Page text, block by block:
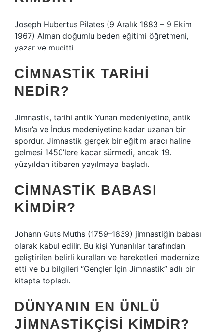
Joseph Hubertus Pilates (9 Aralık 1883 – 9 Ekim
1967) Alman doğumlu beden eğitimi öğretmeni,
yazar ve mucitti.
CIMNASTIK TARIHI
NEDIR?
Jimnastik, tarihi antik Yunan medeniyetine, antik
Mısır’a ve İndus medeniyetine kadar uzanan bir
spordur. Jimnastik gerçek bir eğitim aracı haline
gelmesi 1450’lere kadar sürmedi, ancak 19.
yüzyıldan itibaren yayılmaya başladı.
CIMNASTIK BABASI
KIMDIR?
Johann Guts Muths (1759–1839) jimnastiğin babası
olarak kabul edilir. Bu kişi Yunanlılar tarafından
geliştirilen belirli kuralları ve hareketleri modernize
etti ve bu bilgileri “Gençler İçin Jimnastik” adlı bir
kitapta topladı.
DÜNYANIN EN ÜNLÜ
JIMNASTIKÇISI KIMDIR?